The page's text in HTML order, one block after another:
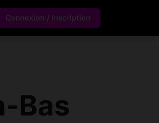
Connexion / Inscription
Bas